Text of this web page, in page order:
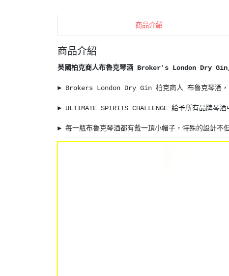
商品介紹
商品介紹
英國柏克商人布魯克琴酒 Broker's London Dry
► Brokers London Dry Gin 柏克商人 布魯克琴酒，
► ULTIMATE SPIRITS CHALLENGE 給予所有品牌琴酒
► 每一瓶布魯克琴酒都有戴一頂小帽子，特殊的設計不